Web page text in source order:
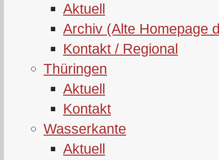
Aktuell
Archiv (Alte Homepage
Kontakt / Regional
Thüringen
Aktuell
Kontakt
Wasserkante
Aktuell